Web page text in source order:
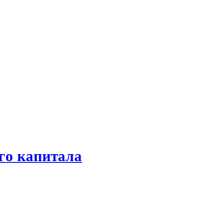
капитала